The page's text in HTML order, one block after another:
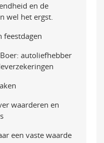
en de
wel het ergst.
feestdagen
autoliefhebber
waarderen en
een vaste waarde